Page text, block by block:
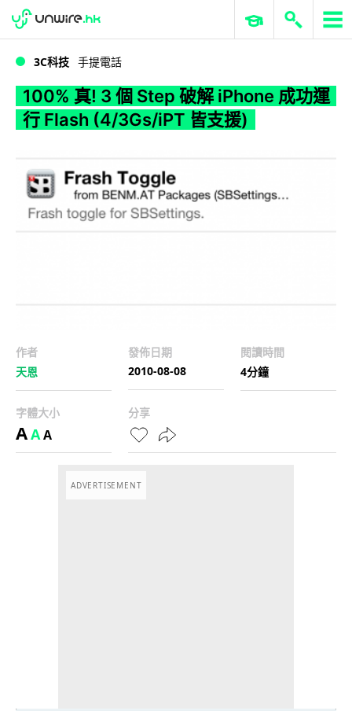
WWDC 2026 ERP 與商業 AI
3C科技 手提電話
100% 真! 3 個 Step 破解 iPhone 成功運
行 Flash (4/3Gs/iPT 皆支援)
作者
天恩
發佈日期
2010-08-08
閱讀時間
4分鐘
字體大小
AAA
分享
ADVERTISEMENT